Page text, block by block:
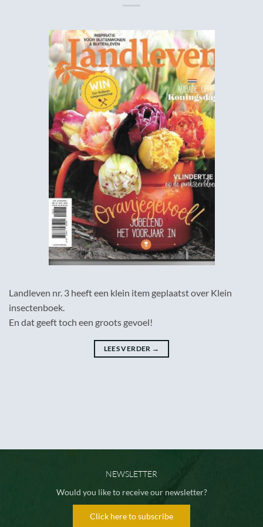
Landleven nr. 3 heeft een klein item geplaatst over Klein
insectenboek.
En dat geeft toch een groots gevoel!
LEES VERDER →
NEWSLETTER
Would you like to receive our newsletter?
Click here to subscribe